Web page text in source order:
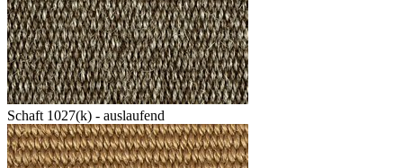
Schaft 1027(k) - auslaufend